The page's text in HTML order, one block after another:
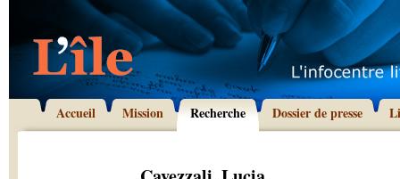
Accueil Mission Recherche Dossier de presse